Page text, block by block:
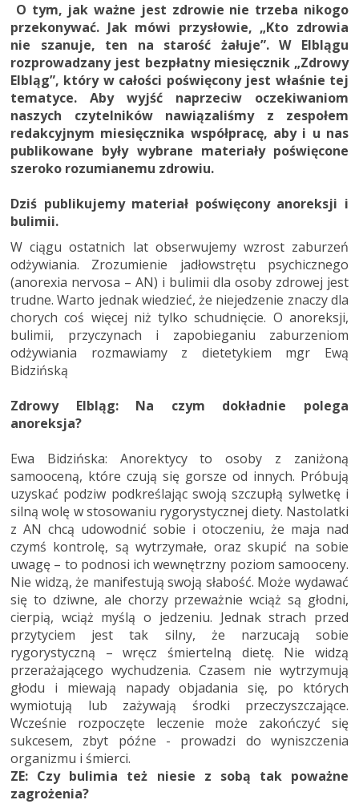
O tym, jak ważne jest zdrowie nie trzeba nikogo
przekonywać. Jak mówi przysłowie, „Kto zdrowia
nie szanuje, ten na starość żałuje”. W Elblągu
rozprowadzany jest bezpłatny miesięcznik „Zdrowy
Elbląg”, który w całości poświęcony jest właśnie tej
tematyce. Aby wyjść naprzeciw oczekiwaniom
naszych czytelników nawiązaliśmy z zespołem
redakcyjnym miesięcznika współpracę, aby i u nas
publikowane były wybrane materiały poświęcone
szeroko rozumianemu zdrowiu.
Dziś publikujemy materiał poświęcony anoreksji i
bulimii.
W ciągu ostatnich lat obserwujemy wzrost zaburzeń
odżywiania. Zrozumienie jadłowstrętu psychicznego
(anorexia nervosa – AN) i bulimii dla osoby zdrowej jest
trudne. Warto jednak wiedzieć, że niejedzenie znaczy dla
chorych coś więcej niż tylko schudnięcie. O anoreksji,
bulimii, przyczynach i zapobieganiu zaburzeniom
odżywiania rozmawiamy z dietetykiem mgr Ewą
Bidzińską
Zdrowy Elbląg: Na czym dokładnie polega
anoreksja?
Ewa Bidzińska: Anorektycy to osoby z zaniżoną
samooceną, które czują się gorsze od innych. Próbują
uzyskać podziw podkreślając swoją szczupłą sylwetkę i
silną wolę w stosowaniu rygorystycznej diety. Nastolatki
z AN chcą udowodnić sobie i otoczeniu, że maja nad
czymś kontrolę, są wytrzymałe, oraz skupić na sobie
uwagę – to podnosi ich wewnętrzny poziom samooceny.
Nie widzą, że manifestują swoją słabość. Może wydawać
się to dziwne, ale chorzy przeważnie wciąż są głodni,
cierpią, wciąż myślą o jedzeniu. Jednak strach przed
przytyciem jest tak silny, że narzucają sobie
rygorystyczną – wręcz śmiertelną dietę. Nie widzą
przerażającego wychudzenia. Czasem nie wytrzymują
głodu i miewają napady objadania się, po których
wymiotują lub zażywają środki przeczyszczające.
Wcześnie rozpoczęte leczenie może zakończyć się
sukcesem, zbyt późne - prowadzi do wyniszczenia
organizmu i śmierci.
ZE: Czy bulimia też niesie z sobą tak poważne
zagrożenia?